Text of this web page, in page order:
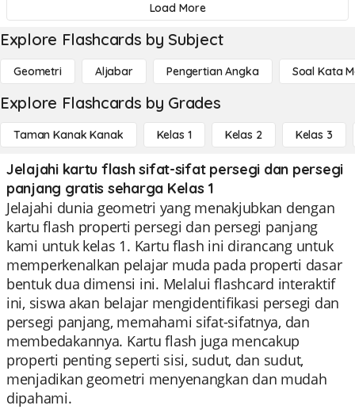
Load More
Explore Flashcards by Subject
Geometri Aljabar Pengertian Angka Soal Kata
Explore Flashcards by Grades
Taman Kanak Kanak Kelas 1 Kelas 2 Kelas 3
Jelajahi kartu flash sifat-sifat persegi dan persegi
panjang gratis seharga Kelas 1
Jelajahi dunia geometri yang menakjubkan dengan
kartu flash properti persegi dan persegi panjang
kami untuk kelas 1. Kartu flash ini dirancang untuk
memperkenalkan pelajar muda pada properti dasar
bentuk dua dimensi ini. Melalui flashcard interaktif
ini, siswa akan belajar mengidentifikasi persegi dan
persegi panjang, memahami sifat-sifatnya, dan
membedakannya. Kartu flash juga mencakup
properti penting seperti sisi, sudut, dan sudut,
menjadikan geometri menyenangkan dan mudah
dipahami.